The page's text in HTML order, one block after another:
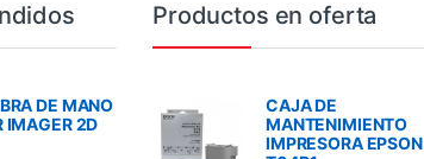
DE MANO
2D
Productos en oferta
CAJA DE
MANTENIMIENTO
IMPRESORA EPSON